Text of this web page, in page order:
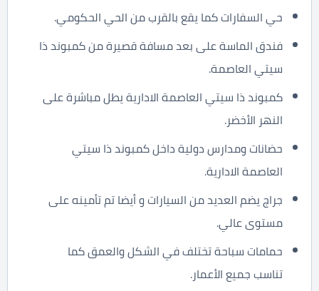
حي السفارات كما يقع بالقرب من الحي الحكومي.
فندق الماسة على بعد مسافة قصيرة من كمبوند ذا
سيتي العاصمة.
كمبوند ذا سيتي العاصمة الادارية يطل مباشرة على
النهر الأخضر.
حضانات ومدارس دولية داخل كمبوند ذا سيتي
العاصمة الادارية.
جراج يضم العديد من السيارات و أيضا تم تأمينه على
مستوى عالي.
حمامات سباحة تختلف في الشكل والعمق كما
تناسب جميع الأعمار.